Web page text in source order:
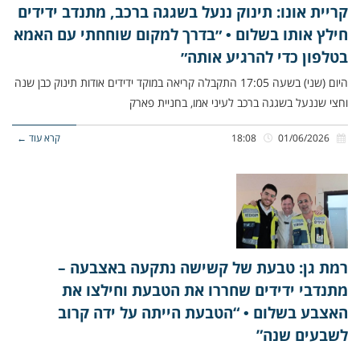
קריית אונו: תינוק ננעל בשגגה ברכב, מתנדב ידידים
חילץ אותו בשלום • ״בדרך למקום שוחחתי עם האמא
בטלפון כדי להרגיע אותה״
היום (שני) בשעה 17:05 התקבלה קריאה במוקד ידידים אודות תינוק כבן שנה
וחצי שננעל בשגגה ברכב לעיני אמו, בחניית פארק
קרא עוד ←
רמת גן: טבעת של קשישה נתקעה באצבעה –
מתנדבי ידידים שחררו את הטבעת וחילצו את
האצבע בשלום • “הטבעת הייתה על ידה קרוב
לשבעים שנה”